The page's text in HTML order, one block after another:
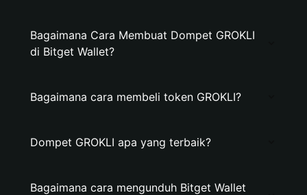
Bagaimana Cara Membuat Dompet GROKLI
di Bitget Wallet?
Bagaimana cara membeli token GROKLI?
Dompet GROKLI apa yang terbaik?
Bagaimana cara mengunduh Bitget Wallet